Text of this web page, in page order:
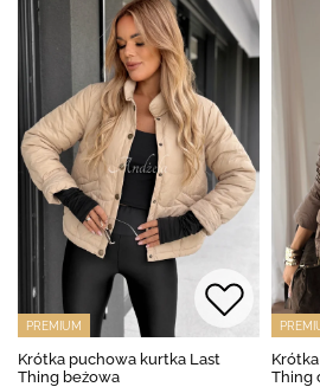
PREMIUM
Krótka puchowa kurtka Last
Thing beżowa
Thing